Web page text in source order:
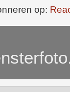
op: